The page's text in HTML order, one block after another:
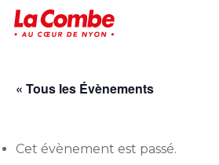
Skip
« Tous les Évènements
Cet évènement est passé.